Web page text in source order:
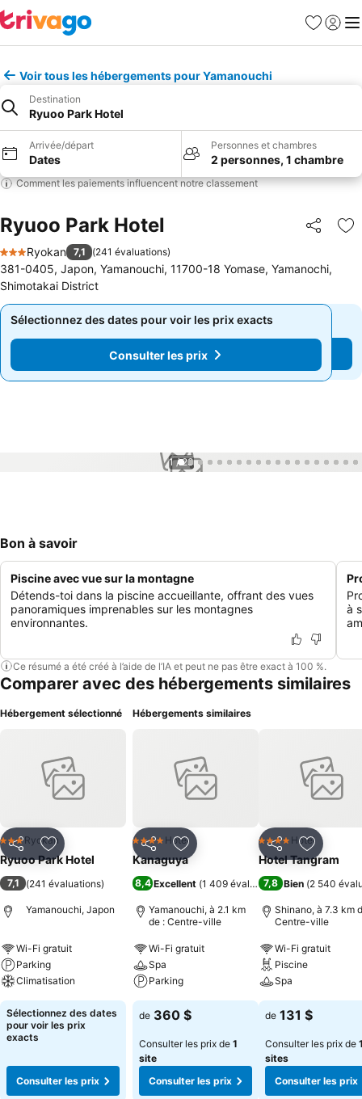
Favoris
Se
Voir tous les hébergements pour Yamanouchi
Destination
Ryuoo Park Hotel
Arrivée/départ
Dates
Personnes et chambres
2 personnes, 1 chambre
Comment les paiements influencent notre classement
Ryuoo Park Hotel Partager
3 Étoiles
Ryokan 7,1 (241 évaluations)
381-0405, Japon, Yamanouchi, 11700-18 Yomase, Yamanochi,
Shimotakai District
Sélectionnez des dates pour voir les prix exacts
Consulter les prix
Sélectionnez des dates pour voir les prix exacts
Consulter les prix
1 / 23
Bon à savoir
Piscine avec vue sur la montagne
Détends-toi dans la piscine accueillante, offrant des vues
panoramiques imprenables sur les montagnes
environnantes.
à
Ce résumé a été créé à l’aide de l’IA et peut ne pas être exact à 100 %.
Comparer avec des hébergements similaires
Hébergement sélectionné
PartagerAjouter à mes favoris
3 ÉtoilesRyokan
Ryuoo Park Hotel
7,1 (241 évaluations)
Yamanouchi, Japon
Wi-Fi gratuit
Parking
Climatisation
Sélectionnez des dates
pour voir les prix
exacts
Consulter les prix
Hébergements similaires
PartagerAjouter à mes favoris
4 ÉtoilesHotel
Kanaguya
8,4 Excellent (1 409 évaluations)
Yamanouchi, à 2.1 km
de : Centre-ville
Wi-Fi gratuit
Spa
Parking
de 360 $
Consulter les prix de 1
site
Consulter les prix
PartagerAjouter
4 ÉtoilesHotel
Hotel Tangram
7,8 Bien (2 540
Shinano, à 7.3 km
Centre-ville
Wi-Fi gratuit
Piscine
Spa
de 131 $
Consulter les prix de
sites
Consulter les prix